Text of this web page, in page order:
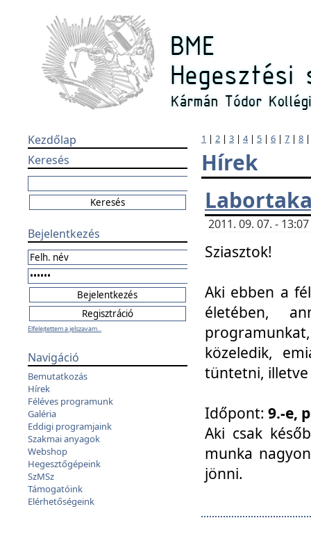
Kezdőlap
Keresés
Bejelentkezés
Elfelejtettem a jelszavam...
Navigáció
Bemutatkozás
Hírek
Féléves programunk
Galéria
Eddigi programjaink
Szakmai anyagok
Webshop
Hegesztőgépeink
SzMSz
Támogatóink
Elérhetőségeink
1 | 2 | 3 | 4| 5 | 6 | 7 | 8
Hírek
2011. 09. 07. -
Sziasztok!
Aki ebben a
életében,
közeledik,
tüntetni, illetve
Időpont: 9.-e,
Aki csak
munka
jönni.